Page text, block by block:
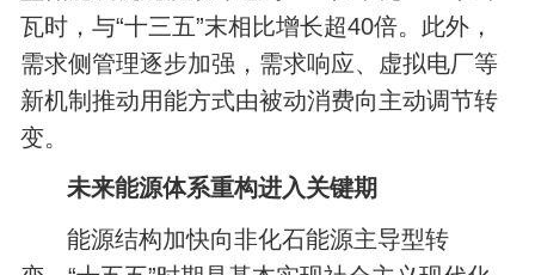
瓦时，与“十三五”末相比增长超40倍。此外，
需求侧管理逐步加强，需求响应、虚拟电厂等
新机制推动用能方式由被动消费向主动调节转
变。
未来能源体系重构进入关键期
能源结构加快向非化石能源主导型转